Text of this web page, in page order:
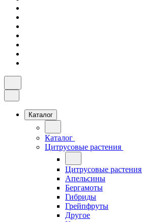
Каталог
Каталог
Цитрусовые растения
Цитрусовые растения
Апельсины
Бергамоты
Гибриды
Грейпфруты
Другое